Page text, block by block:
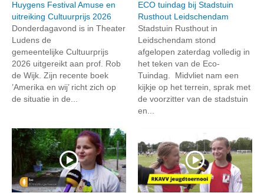
Huygens Festival Amuse en
uitreiking Cultuurprijs 2026
Donderdagavond is in Theater
Ludens de
gemeentelijke Cultuurprijs
2026 uitgereikt aan prof. Rob
de Wijk. Zijn recente boek
’Amerika en wij’ richt zich op
de situatie in de...
ECO tuindag bij Stadstuin
Rusthout Leidschendam
Stadstuin Rusthout in
Leidschendam stond
afgelopen zaterdag volledig in
het teken van de Eco-
Tuindag. Midvliet nam een
kijkje op het terrein, sprak met
de voorzitter van de stadstuin
en...